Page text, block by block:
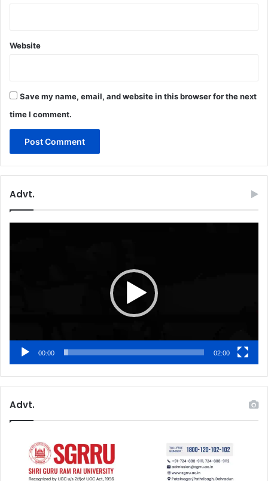
Website
Save my name, email, and website in this browser for the next
time I comment.
Advt.
00:00 02:00
Advt.